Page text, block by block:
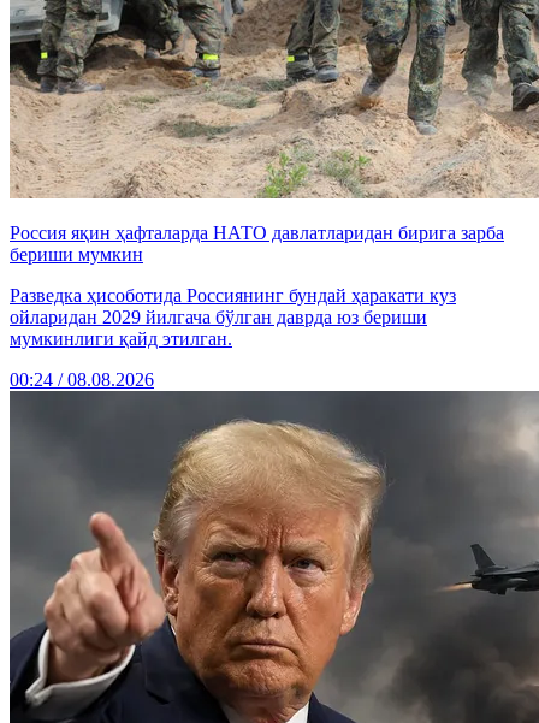
Россия яқин ҳафталарда НАТО давлатларидан бирига зарба
бериши мумкин
Разведка ҳисоботида Россиянинг бундай ҳаракати куз
ойларидан 2029 йилгача бўлган даврда юз бериши
мумкинлиги қайд этилган.
00:24 / 08.08.2026